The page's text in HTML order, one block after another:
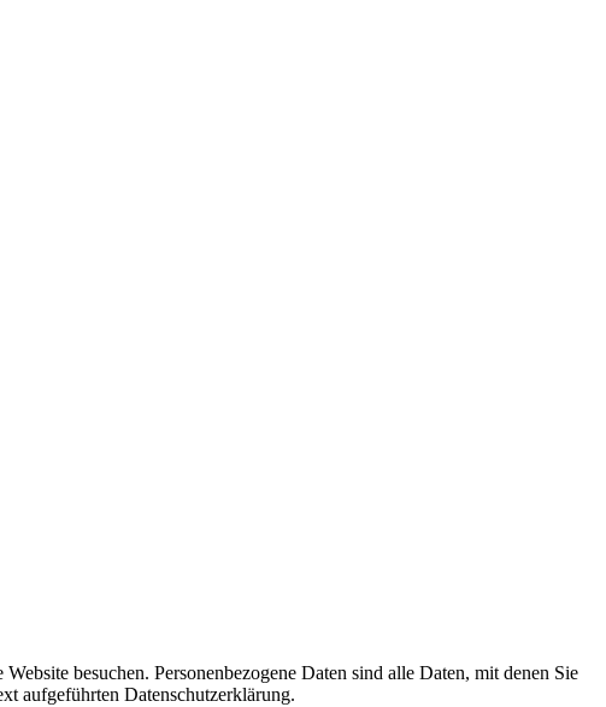
besuchen. Personenbezogene Daten sind alle Daten, mit denen Sie
aufgeführten Datenschutzerklärung.